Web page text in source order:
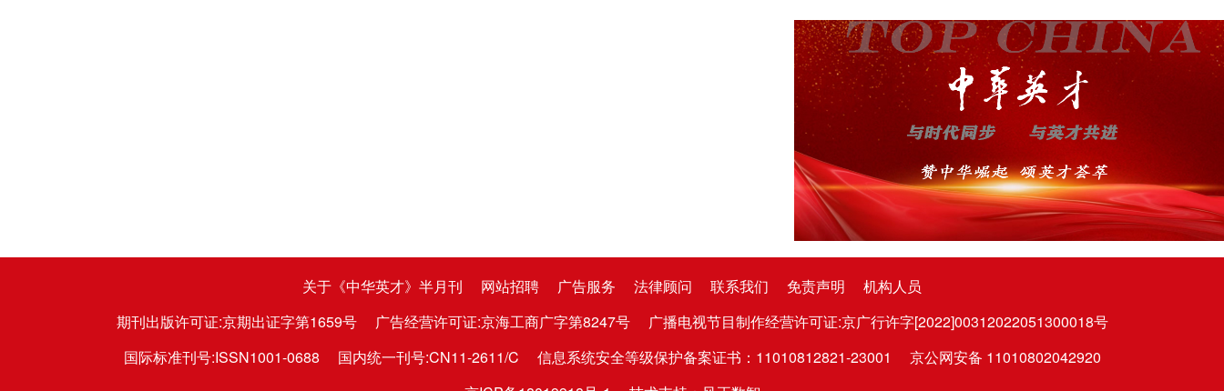
关于《中华英才》半月刊 网站招聘 广告服务 法律顾问 联系我们 免责声明
机构人员
期刊出版许可证:京期出证字第1659号
广告经营许可证:京海工商广字第8247号
广播电视节目制作经营许可证:京广行许字[2022]00312022051300018号
国际标准刊号:ISSN1001-0688
国内统一刊号:CN11-2611/C 信息系统安全等级保护备案证书：11010812821-23001
京公网安备 11010802042920